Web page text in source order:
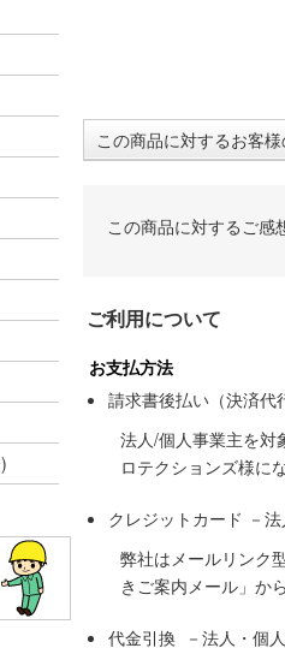
この商品に対するお客
この商品に対するご感
ご利用について
お支払方法
請求書後払い（決済代
法人/個人事業主を対
ロテクションズ様に
クレジットカード －
弊社はメールリンク
きご案内メール」か
代金引換 －法人・個